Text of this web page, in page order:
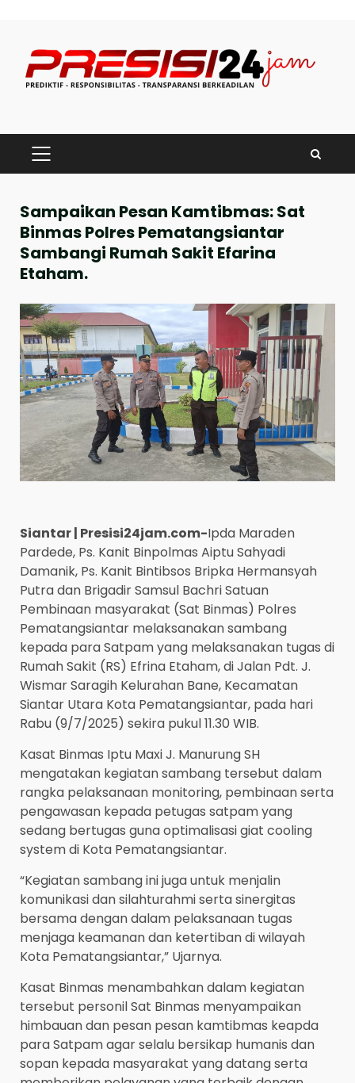
content
PRIMARY
MENU
Sampaikan Pesan Kamtibmas: Sat
Binmas Polres Pematangsiantar
Sambangi Rumah Sakit Efarina
Etaham.
Siantar | Presisi24jam.com-Ipda Maraden
Pardede, Ps. Kanit Binpolmas Aiptu Sahyadi
Damanik, Ps. Kanit Bintibsos Bripka Hermansyah
Putra dan Brigadir Samsul Bachri Satuan
Pembinaan masyarakat (Sat Binmas) Polres
Pematangsiantar melaksanakan sambang
kepada para Satpam yang melaksanakan tugas di
Rumah Sakit (RS) Efrina Etaham, di Jalan Pdt. J.
Wismar Saragih Kelurahan Bane, Kecamatan
Siantar Utara Kota Pematangsiantar, pada hari
Rabu (9/7/2025) sekira pukul 11.30 WIB.
Kasat Binmas Iptu Maxi J. Manurung SH
mengatakan kegiatan sambang tersebut dalam
rangka pelaksanaan monitoring, pembinaan serta
pengawasan kepada petugas satpam yang
sedang bertugas guna optimalisasi giat cooling
system di Kota Pematangsiantar.
“Kegiatan sambang ini juga untuk menjalin
komunikasi dan silahturahmi serta sinergitas
bersama dengan dalam pelaksanaan tugas
menjaga keamanan dan ketertiban di wilayah
Kota Pematangsiantar,” Ujarnya.
Kasat Binmas menambahkan dalam kegiatan
tersebut personil Sat Binmas menyampaikan
himbauan dan pesan pesan kamtibmas keapda
para Satpam agar selalu bersikap humanis dan
sopan kepada masyarakat yang datang serta